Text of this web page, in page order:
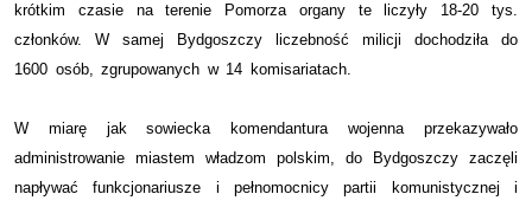
krótkim czasie na terenie Pomorza organy te liczyły 18-20 tys.
członków. W samej Bydgoszczy liczebność milicji dochodziła do
1600 osób, zgrupowanych w 14 komisariatach.
W miarę jak sowiecka komendantura wojenna przekazywało
administrowanie miastem władzom polskim, do Bydgoszczy zaczęli
napływać funkcjonariusze i pełnomocnicy partii komunistycznej i